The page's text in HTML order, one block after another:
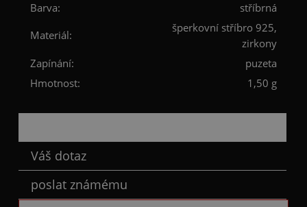
Barva:
stříbrná
Materiál:
šperkovní stříbro 925,
zirkony
Zapínání:
puzeta
Hmotnost:
1,50 g
Váš dotaz
poslat známému